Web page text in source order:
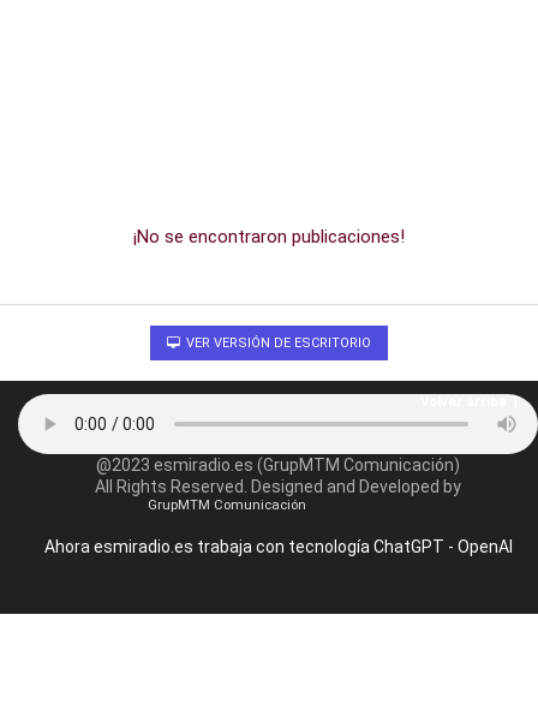
¡No se encontraron publicaciones!
VER VERSIÓN DE ESCRITORIO
@2023 esmiradio.es (GrupMTM Comunicación)
All Rights Reserved. Designed and Developed by
GrupMTM Comunicación
Ahora esmiradio.es trabaja con tecnología ChatGPT - OpenAI